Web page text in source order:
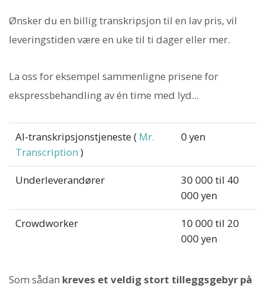
Ønsker du en billig transkripsjon til en lav pris, vil
leveringstiden være en uke til ti dager eller mer.
La oss for eksempel sammenligne prisene for
ekspressbehandling av én time med lyd...
AI-transkripsjonstjeneste ( Mr.
Transcription )
0 yen
Underleverandører
30 000 til 40
000 yen
Crowdworker
10 000 til 20
000 yen
Som sådan kreves et veldig stort tilleggsgebyr på